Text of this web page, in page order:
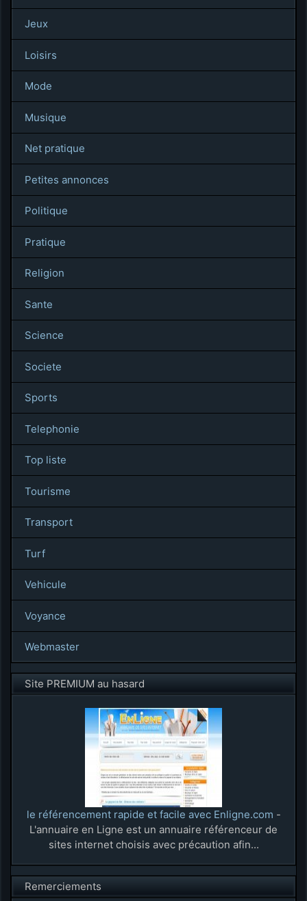
Jeux
Loisirs
Mode
Musique
Net pratique
Petites annonces
Politique
Pratique
Religion
Sante
Science
Societe
Sports
Telephonie
Top liste
Tourisme
Transport
Turf
Vehicule
Voyance
Webmaster
Site PREMIUM au hasard
le référencement rapide et facile avec Enligne.com -
L'annuaire en Ligne est un annuaire référenceur de
sites internet choisis avec précaution afin...
Remerciements